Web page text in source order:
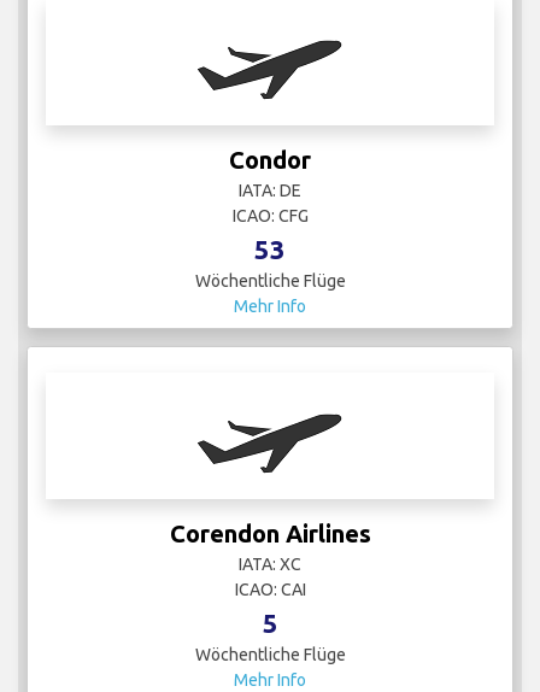
Condor
IATA: DE
ICAO: CFG
53
Wöchentliche Flüge
Mehr Info
Corendon Airlines
IATA: XC
ICAO: CAI
5
Wöchentliche Flüge
Mehr Info